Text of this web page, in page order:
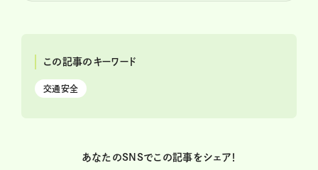
この記事のキーワード
交通安全
あなたのSNSでこの記事をシェア！